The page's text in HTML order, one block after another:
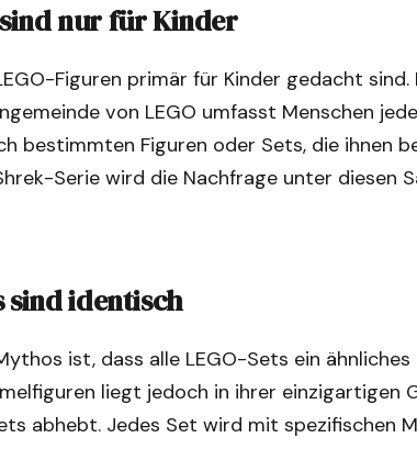
nur für Kinder
Figuren primär für Kinder gedacht
von LEGO umfasst Menschen
bestimmten Figuren oder Sets, die ihnen
Serie wird die Nachfrage unter diesen
sind identisch
ist, dass alle LEGO-Sets ein ähnliches
liegt jedoch in ihrer einzigartigen
abhebt. Jedes Set wird mit spezifischen